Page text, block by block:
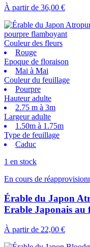
À partir de 36,00 €
Couleur des fleurs
Rouge
Epoque de floraison
Mai à Mai
Couleur du feuillage
Pourpre
Hauteur adulte
2.75 m à 3m
Largeur adulte
1.50m à 1.75m
Type de feuillage
Caduc
1 en stock
En cours de
Érable du Japon
Erable Japonais au
À partir de 22,00 €